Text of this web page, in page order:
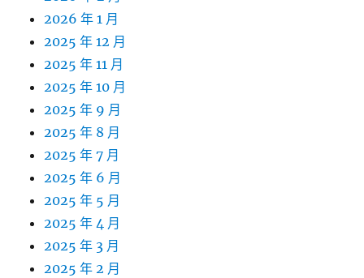
2026 年 1 月
2025 年 12 月
2025 年 11 月
2025 年 10 月
2025 年 9 月
2025 年 8 月
2025 年 7 月
2025 年 6 月
2025 年 5 月
2025 年 4 月
2025 年 3 月
2025 年 2 月